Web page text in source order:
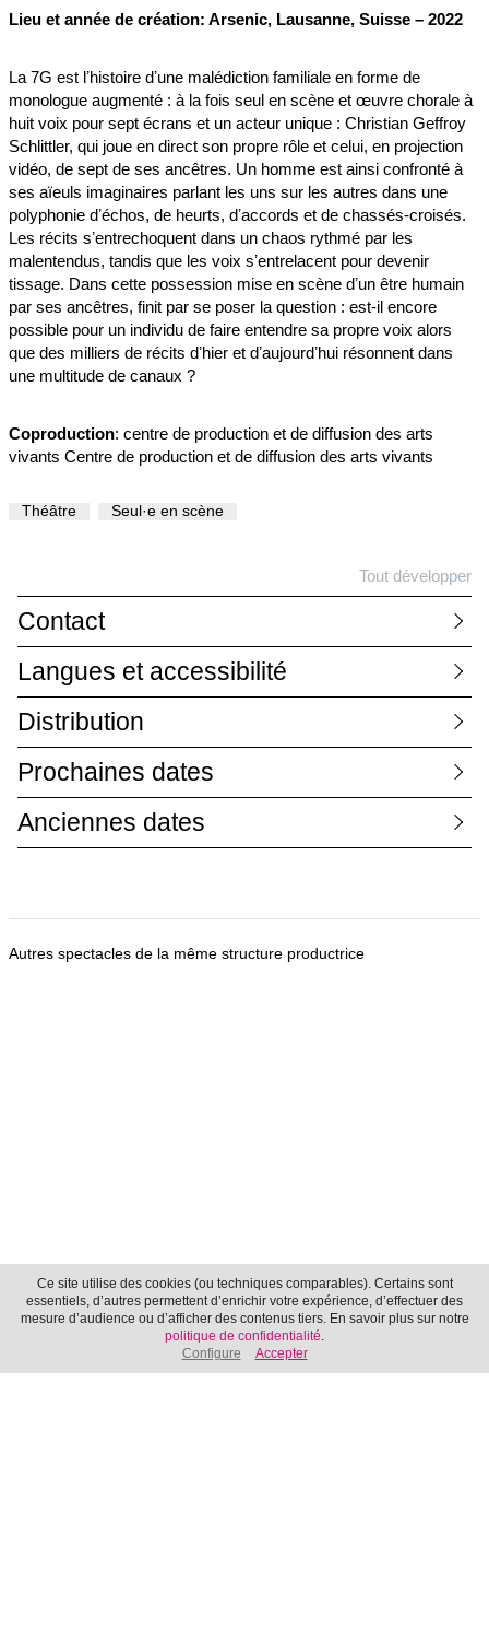
Lieu et année de création: Arsenic, Lausanne, Suisse – 2022
La 7G est lʼhistoire dʼune malédiction familiale en forme de
monologue augmenté : à la fois seul en scène et œuvre chorale à
huit voix pour sept écrans et un acteur unique : Christian Geffroy
Schlittler, qui joue en direct son propre rôle et celui, en projection
vidéo, de sept de ses ancêtres. Un homme est ainsi confronté à
ses aïeuls imaginaires parlant les uns sur les autres dans une
polyphonie dʼéchos, de heurts, dʼaccords et de chassés-croisés.
Les récits sʼentrechoquent dans un chaos rythmé par les
malentendus, tandis que les voix sʼentrelacent pour devenir
tissage. Dans cette possession mise en scène dʼun être humain
par ses ancêtres, finit par se poser la question : est-il encore
possible pour un individu de faire entendre sa propre voix alors
que des milliers de récits dʼhier et dʼaujourdʼhui résonnent dans
une multitude de canaux ?
Coproduction: centre de production et de diffusion des arts
vivants Centre de production et de diffusion des arts vivants
Théâtre Seul·e en scène
Tout développer
Contact
Langues et accessibilité
Distribution
Prochaines dates
Anciennes dates
Autres spectacles de la même structure productrice
La 7G
Ce site utilise des cookies (ou techniques comparables). Certains sont
essentiels, d’autres permettent d’enrichir votre expérience, d’effectuer des
mesure d’audience ou d’afficher des contenus tiers. En savoir plus sur notre
politique de confidentialité.
Configure
Accepter